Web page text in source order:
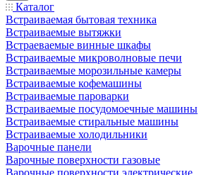
Каталог
Встраиваемая бытовая техника
Встраиваемые вытяжки
Встраеваемые винные шкафы
Встраиваемые микроволновые печи
Встраиваемые морозильные камеры
Встраиваемые кофемашины
Встраиваемые пароварки
Встраиваемые посудомоечные машины
Встраиваемые стиральные машины
Встраиваемые холодильники
Варочные панели
Варочные поверхности газовые
Варочные поверхности электрические